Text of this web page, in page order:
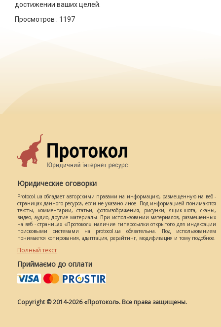
достижении ваших целей.
Просмотров : 1197
Юридические оговорки
Protocol.ua обладает авторскими правами на информацию, размещенную на веб -
страницах данного ресурса, если не указано иное. Под информацией понимаются
тексты, комментарии, статьи, фотоизображения, рисунки, ящик-шота, сканы,
видео, аудио, другие материалы. При использовании материалов, размещенных
на веб - страницах «Протокол» наличие гиперссылки открытого для индексации
поисковыми системами на protocol.ua обязательна. Под использованием
понимается копирования, адаптация, рерайтинг, модификация и тому подобное.
Полный текст
Приймаємо до оплати
Copyright © 2014-2026 «Протокол». Все права защищены.